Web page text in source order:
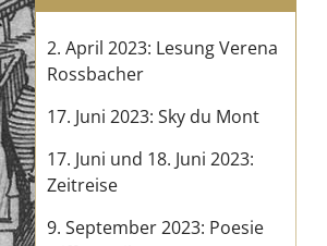
2. April 2023: Lesung Verena
Rossbacher
17. Juni 2023: Sky du Mont
17. Juni und 18. Juni 2023:
Zeitreise
9. September 2023: Poesie